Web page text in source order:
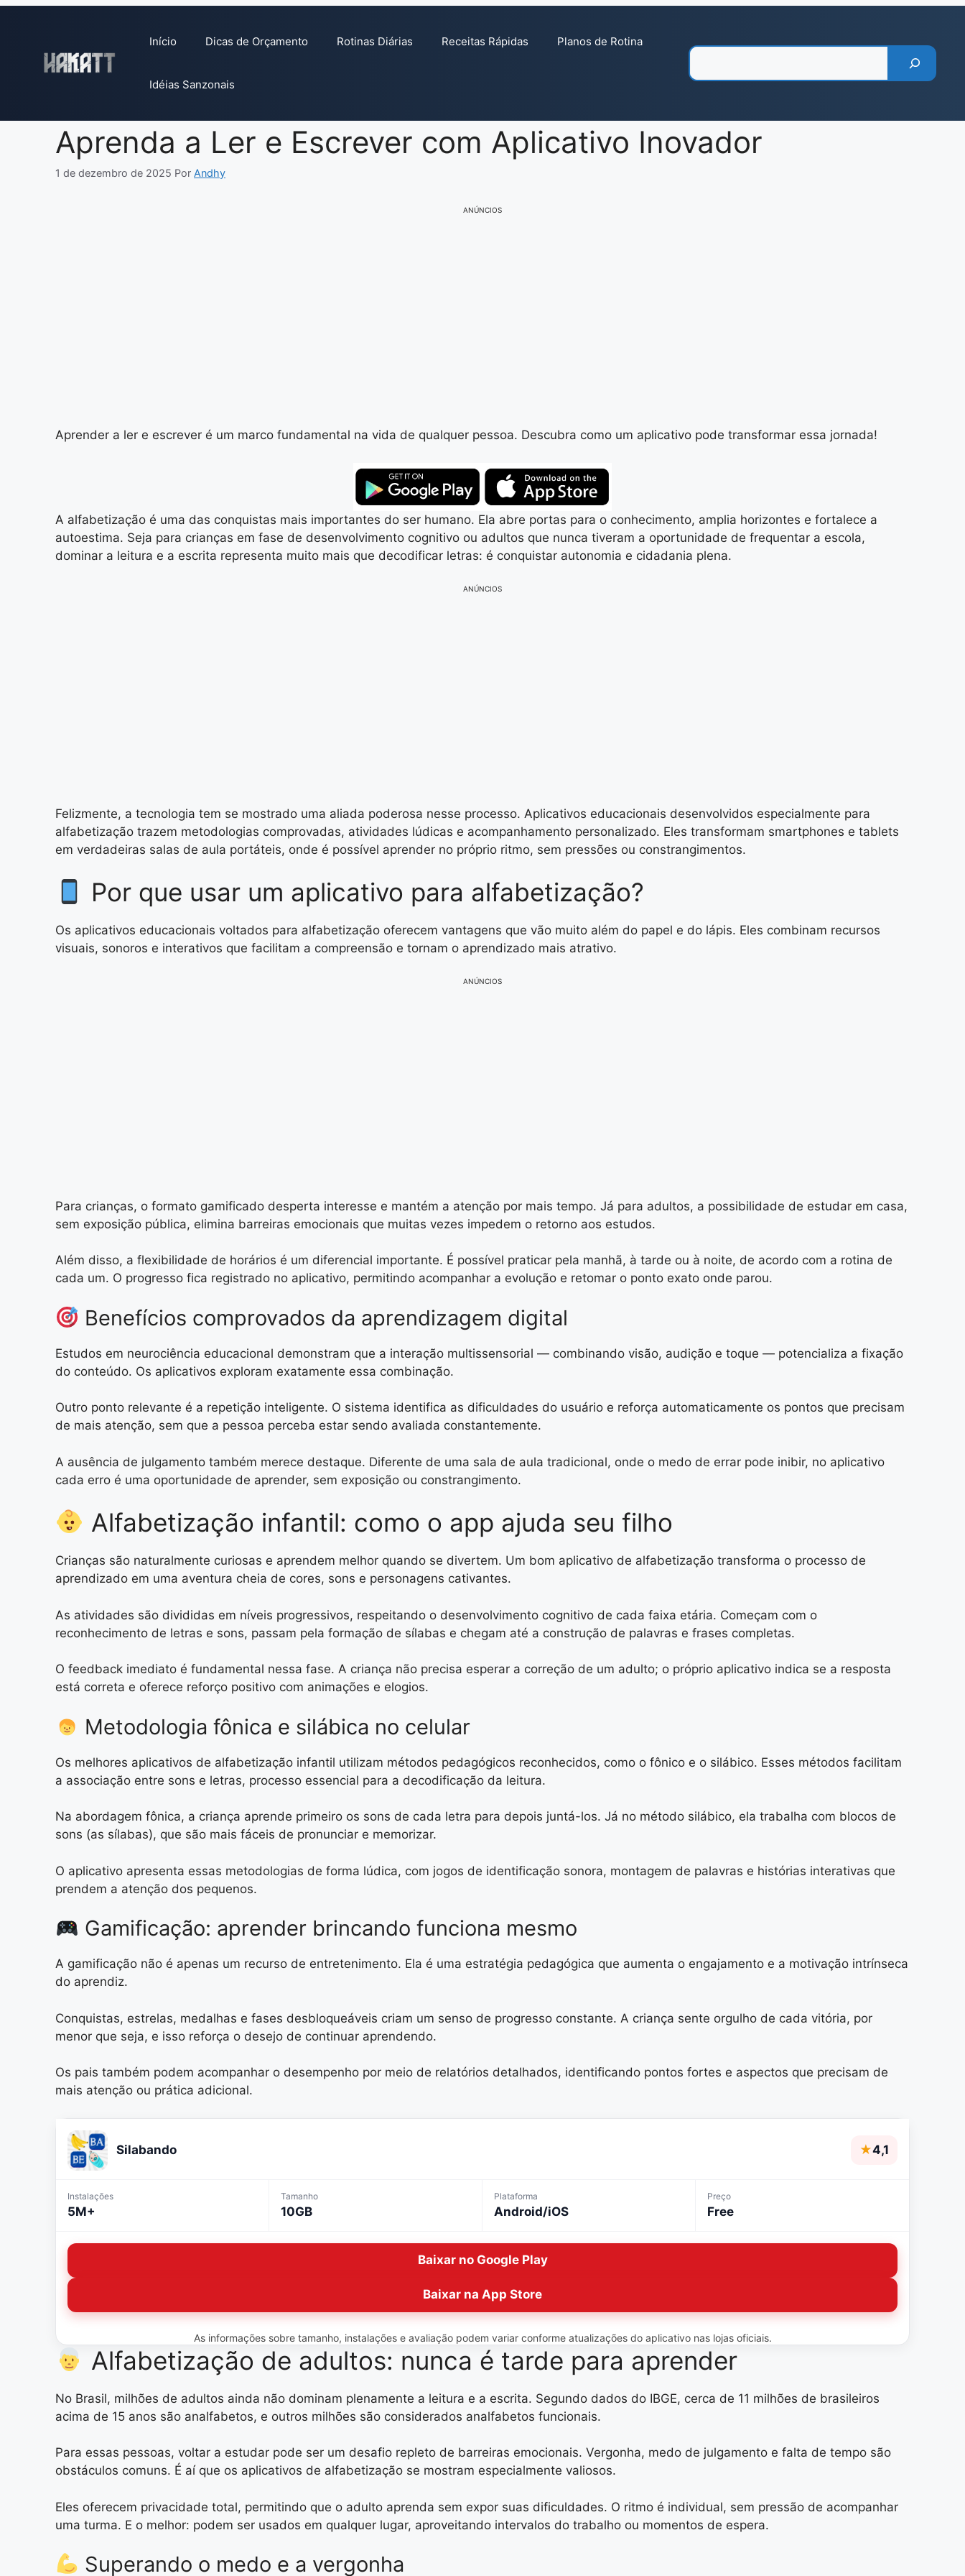
conteúdo
Início Dicas de Orçamento Rotinas Diárias Receitas Rápidas Planos de Rotina
Idéias Sanzonais
Aprenda a Ler e Escrever com Aplicativo Inovador
1 de dezembro de 2025 Por Andhy
ANÚNCIOS
Aprender a ler e escrever é um marco fundamental na vida de qualquer pessoa. Descubra como um aplicativo pode transformar essa jornada!
A alfabetização é uma das conquistas mais importantes do ser humano. Ela abre portas para o conhecimento, amplia horizontes e fortalece a
autoestima. Seja para crianças em fase de desenvolvimento cognitivo ou adultos que nunca tiveram a oportunidade de frequentar a escola,
dominar a leitura e a escrita representa muito mais que decodificar letras: é conquistar autonomia e cidadania plena.
ANÚNCIOS
Felizmente, a tecnologia tem se mostrado uma aliada poderosa nesse processo. Aplicativos educacionais desenvolvidos especialmente para
alfabetização trazem metodologias comprovadas, atividades lúdicas e acompanhamento personalizado. Eles transformam smartphones e tablets
em verdadeiras salas de aula portáteis, onde é possível aprender no próprio ritmo, sem pressões ou constrangimentos.
Por que usar um aplicativo para alfabetização?
Os aplicativos educacionais voltados para alfabetização oferecem vantagens que vão muito além do papel e do lápis. Eles combinam recursos
visuais, sonoros e interativos que facilitam a compreensão e tornam o aprendizado mais atrativo.
ANÚNCIOS
Para crianças, o formato gamificado desperta interesse e mantém a atenção por mais tempo. Já para adultos, a possibilidade de estudar em casa,
sem exposição pública, elimina barreiras emocionais que muitas vezes impedem o retorno aos estudos.
Além disso, a flexibilidade de horários é um diferencial importante. É possível praticar pela manhã, à tarde ou à noite, de acordo com a rotina de
cada um. O progresso fica registrado no aplicativo, permitindo acompanhar a evolução e retomar o ponto exato onde parou.
Benefícios comprovados da aprendizagem digital
Estudos em neurociência educacional demonstram que a interação multissensorial — combinando visão, audição e toque — potencializa a fixação
do conteúdo. Os aplicativos exploram exatamente essa combinação.
Outro ponto relevante é a repetição inteligente. O sistema identifica as dificuldades do usuário e reforça automaticamente os pontos que precisam
de mais atenção, sem que a pessoa perceba estar sendo avaliada constantemente.
A ausência de julgamento também merece destaque. Diferente de uma sala de aula tradicional, onde o medo de errar pode inibir, no aplicativo
cada erro é uma oportunidade de aprender, sem exposição ou constrangimento.
Alfabetização infantil: como o app ajuda seu filho
Crianças são naturalmente curiosas e aprendem melhor quando se divertem. Um bom aplicativo de alfabetização transforma o processo de
aprendizado em uma aventura cheia de cores, sons e personagens cativantes.
As atividades são divididas em níveis progressivos, respeitando o desenvolvimento cognitivo de cada faixa etária. Começam com o
reconhecimento de letras e sons, passam pela formação de sílabas e chegam até a construção de palavras e frases completas.
O feedback imediato é fundamental nessa fase. A criança não precisa esperar a correção de um adulto; o próprio aplicativo indica se a resposta
está correta e oferece reforço positivo com animações e elogios.
Metodologia fônica e silábica no celular
Os melhores aplicativos de alfabetização infantil utilizam métodos pedagógicos reconhecidos, como o fônico e o silábico. Esses métodos facilitam
a associação entre sons e letras, processo essencial para a decodificação da leitura.
Na abordagem fônica, a criança aprende primeiro os sons de cada letra para depois juntá-los. Já no método silábico, ela trabalha com blocos de
sons (as sílabas), que são mais fáceis de pronunciar e memorizar.
O aplicativo apresenta essas metodologias de forma lúdica, com jogos de identificação sonora, montagem de palavras e histórias interativas que
prendem a atenção dos pequenos.
Gamificação: aprender brincando funciona mesmo
A gamificação não é apenas um recurso de entretenimento. Ela é uma estratégia pedagógica que aumenta o engajamento e a motivação intrínseca
do aprendiz.
Conquistas, estrelas, medalhas e fases desbloqueáveis criam um senso de progresso constante. A criança sente orgulho de cada vitória, por
menor que seja, e isso reforça o desejo de continuar aprendendo.
Os pais também podem acompanhar o desempenho por meio de relatórios detalhados, identificando pontos fortes e aspectos que precisam de
mais atenção ou prática adicional.
Silabando ★4,1
Instalações
5M+
Tamanho
10GB
Plataforma
Android/iOS
Preço
Free
Baixar no Google Play
Baixar na App Store
As informações sobre tamanho, instalações e avaliação podem variar conforme atualizações do aplicativo nas lojas oficiais.
Alfabetização de adultos: nunca é tarde para aprender
No Brasil, milhões de adultos ainda não dominam plenamente a leitura e a escrita. Segundo dados do IBGE, cerca de 11 milhões de brasileiros
acima de 15 anos são analfabetos, e outros milhões são considerados analfabetos funcionais.
Para essas pessoas, voltar a estudar pode ser um desafio repleto de barreiras emocionais. Vergonha, medo de julgamento e falta de tempo são
obstáculos comuns. É aí que os aplicativos de alfabetização se mostram especialmente valiosos.
Eles oferecem privacidade total, permitindo que o adulto aprenda sem expor suas dificuldades. O ritmo é individual, sem pressão de acompanhar
uma turma. E o melhor: podem ser usados em qualquer lugar, aproveitando intervalos do trabalho ou momentos de espera.
Superando o medo e a vergonha